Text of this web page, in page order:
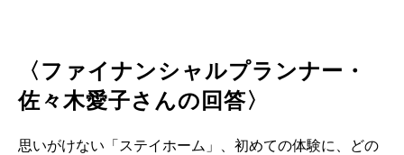
〈ファイナンシャルプランナー・
佐々木愛子さんの回答〉
思いがけない「ステイホーム」、初めての体験に、どの